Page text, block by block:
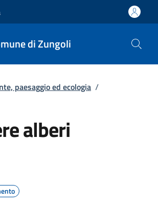
di Zungoli
pane
paesaggio ed ecologia /
alberi